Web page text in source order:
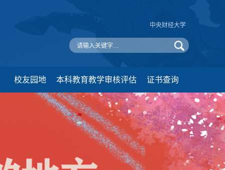
中央财经大学
校友园地 本科教育教学审核评估 证书查询